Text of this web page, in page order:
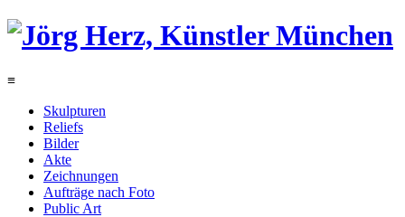
≡
Skulpturen
Reliefs
Bilder
Akte
Zeichnungen
Aufträge nach Foto
Public Art